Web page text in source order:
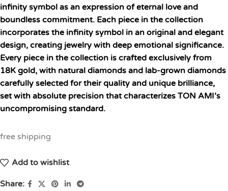
infinity symbol as an expression of eternal love and
boundless commitment. Each piece in the collection
incorporates the infinity symbol in an original and elegant
design, creating jewelry with deep emotional significance.
Every piece in the collection is crafted exclusively from
18K gold, with natural diamonds and lab-grown diamonds
carefully selected for their quality and unique brilliance,
set with absolute precision that characterizes TON AMI’s
uncompromising standard.
free shipping
Add to wishlist
Share: